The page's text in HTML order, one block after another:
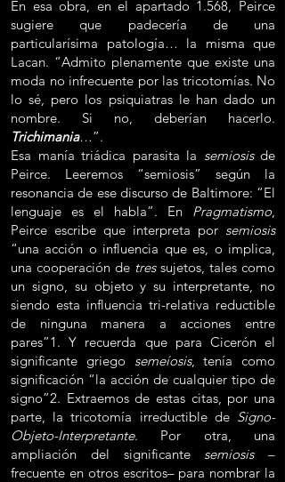
En esa obra, en el apartado 1.568, Peirce
sugiere que padecería de una
particularísima patología… la misma que
Lacan. “Admito plenamente que existe una
moda no infrecuente por las tricotomías. No
lo sé, pero los psiquiatras le han dado un
nombre. Si no, deberían hacerlo.
Trichimania…”.
Esa manía triádica parasita la semiosis de
Peirce. Leeremos “semiosis” según la
resonancia de ese discurso de Baltimore: “El
lenguaje es el habla”. En Pragmatismo,
Peirce escribe que interpreta por semiosis
“una acción o influencia que es, o implica,
una cooperación de tres sujetos, tales como
un signo, su objeto y su interpretante, no
siendo esta influencia tri-relativa reductible
de ninguna manera a acciones entre
pares”1. Y recuerda que para Cicerón el
significante griego semeíosis, tenía como
significación “la acción de cualquier tipo de
signo”2. Extraemos de estas citas, por una
parte, la tricotomía irreductible de Signo-
Objeto-Interpretante. Por otra, una
ampliación del significante semiosis –
frecuente en otros escritos– para nombrar la